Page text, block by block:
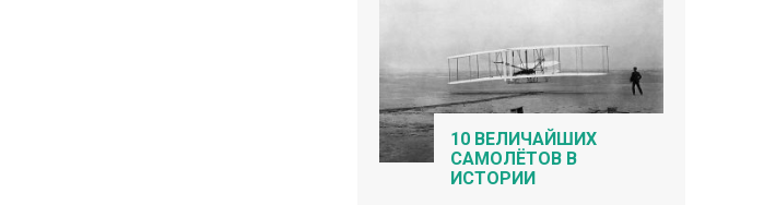
10 ВЕЛИЧАЙШИХ
САМОЛЁТОВ В
ИСТОРИИ